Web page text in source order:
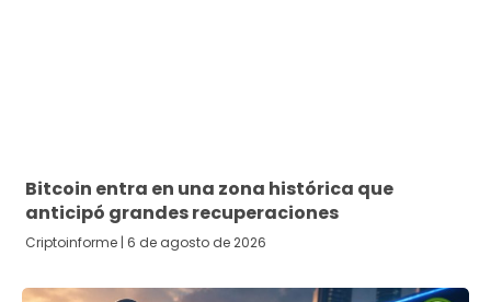
Bitcoin entra en una zona histórica que
anticipó grandes recuperaciones
Criptoinforme 6 de agosto de 2026